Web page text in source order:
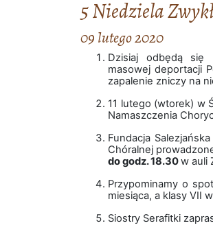
5 Niedziela
09 lutego 2020
Dzisiaj odbędą się
masowej deportacji
zapalenie zniczy na
11 lutego (wtorek) w
Namaszczenia
Fundacja
Chóralnej
do godz. 18.30w auli
Przypominamy o
miesiąca, a klasy VII
Siostry Serafitki